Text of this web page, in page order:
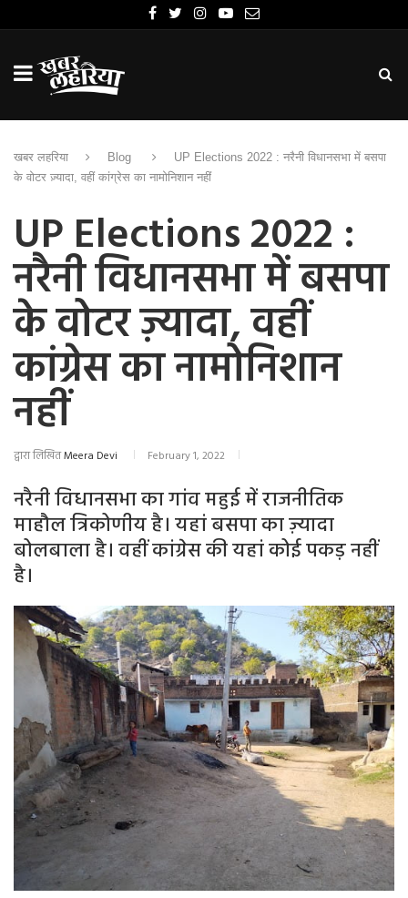
खबर लहरिया Blog
UP Elections 2022 : नरैनी विधानसभा में बसपा
के वोटर ज़्यादा, वहीं कांग्रेस का नामोनिशान नहीं
UP Elections 2022 :
नरैनी विधानसभा में बसपा
के वोटर ज़्यादा, वहीं
कांग्रेस का नामोनिशान
नहीं
द्वारा लिखितMeera Devi February 1, 2022
नरैनी विधानसभा का गांव महुई में राजनीतिक
माहौल त्रिकोणीय है। यहां बसपा का ज़्यादा
बोलबाला है। वहीं कांग्रेस की यहां कोई पकड़ नहीं
है।